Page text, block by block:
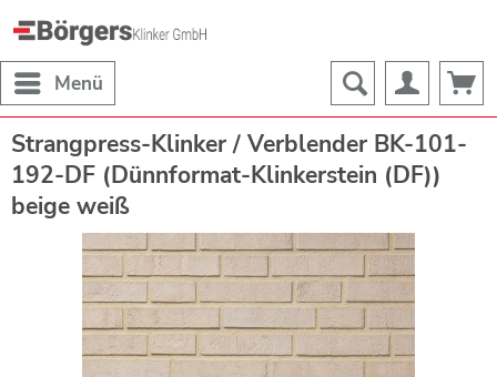
Menü
Strangpress-Klinker / Verblender BK-101-
192-DF (Dünnformat-Klinkerstein (DF))
beige weiß